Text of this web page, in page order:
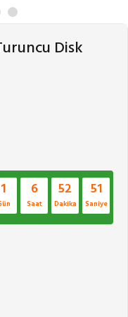
Disk
1 6
Saat
52
Dakika
51
Saniye